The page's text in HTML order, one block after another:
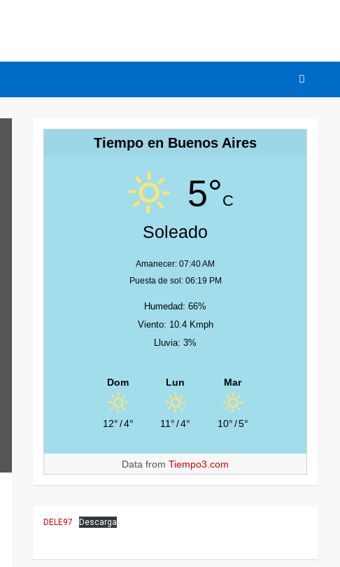
Tiempo en Buenos Aires
5°C
Soleado
Amanecer: 07:40 AM
Puesta de sol: 06:19 PM
Humedad: 66%
Viento: 10.4 Kmph
Lluvia: 3%
Dom
12°/4°
Lun
11°/4°
Mar
10°/5°
Data fromTiempo3.com
DELE97 Descarga